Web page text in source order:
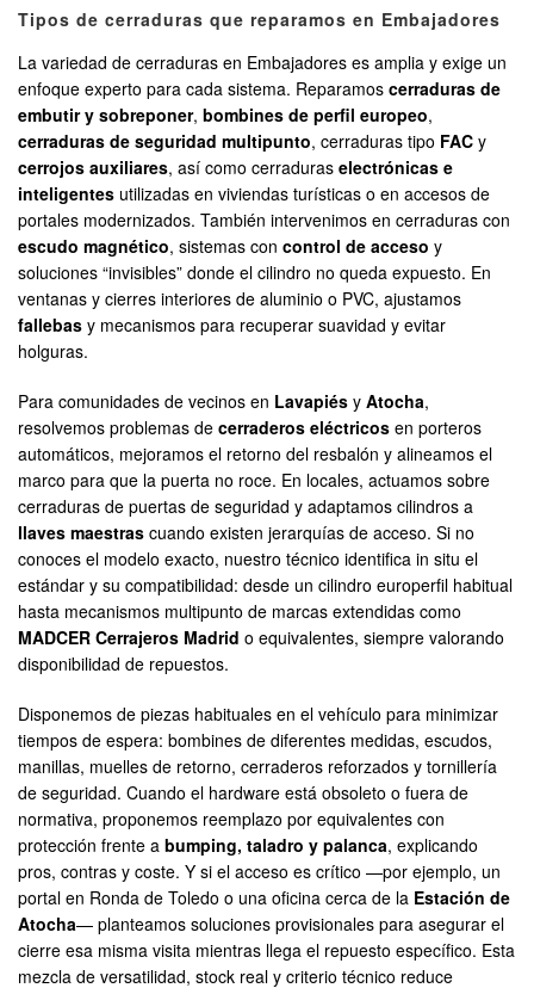
Tipos de cerraduras que reparamos en Embajadores
La variedad de cerraduras en Embajadores es amplia y exige un
enfoque experto para cada sistema. Reparamos cerraduras de
embutir y sobreponer, bombines de perfil europeo,
cerraduras de seguridad multipunto, cerraduras tipo FAC y
cerrojos auxiliares, así como cerraduras electrónicas e
inteligentes utilizadas en viviendas turísticas o en accesos de
portales modernizados. También intervenimos en cerraduras con
escudo magnético, sistemas con control de acceso y
soluciones “invisibles” donde el cilindro no queda expuesto. En
ventanas y cierres interiores de aluminio o PVC, ajustamos
fallebas y mecanismos para recuperar suavidad y evitar
holguras.
Para comunidades de vecinos en Lavapiés y Atocha,
resolvemos problemas de cerraderos eléctricos en porteros
automáticos, mejoramos el retorno del resbalón y alineamos el
marco para que la puerta no roce. En locales, actuamos sobre
cerraduras de puertas de seguridad y adaptamos cilindros a
llaves maestras cuando existen jerarquías de acceso. Si no
conoces el modelo exacto, nuestro técnico identifica in situ el
estándar y su compatibilidad: desde un cilindro europerfil habitual
hasta mecanismos multipunto de marcas extendidas como
MADCER Cerrajeros Madrid o equivalentes, siempre valorando
disponibilidad de repuestos.
Disponemos de piezas habituales en el vehículo para minimizar
tiempos de espera: bombines de diferentes medidas, escudos,
manillas, muelles de retorno, cerraderos reforzados y tornillería
de seguridad. Cuando el hardware está obsoleto o fuera de
normativa, proponemos reemplazo por equivalentes con
protección frente a bumping, taladro y palanca, explicando
pros, contras y coste. Y si el acceso es crítico —por ejemplo, un
portal en Ronda de Toledo o una oficina cerca de la Estación de
Atocha— planteamos soluciones provisionales para asegurar el
cierre esa misma visita mientras llega el repuesto específico. Esta
mezcla de versatilidad, stock real y criterio técnico reduce